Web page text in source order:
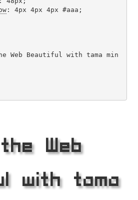
: 4px 4px 4px #aaa;
Web
with tama